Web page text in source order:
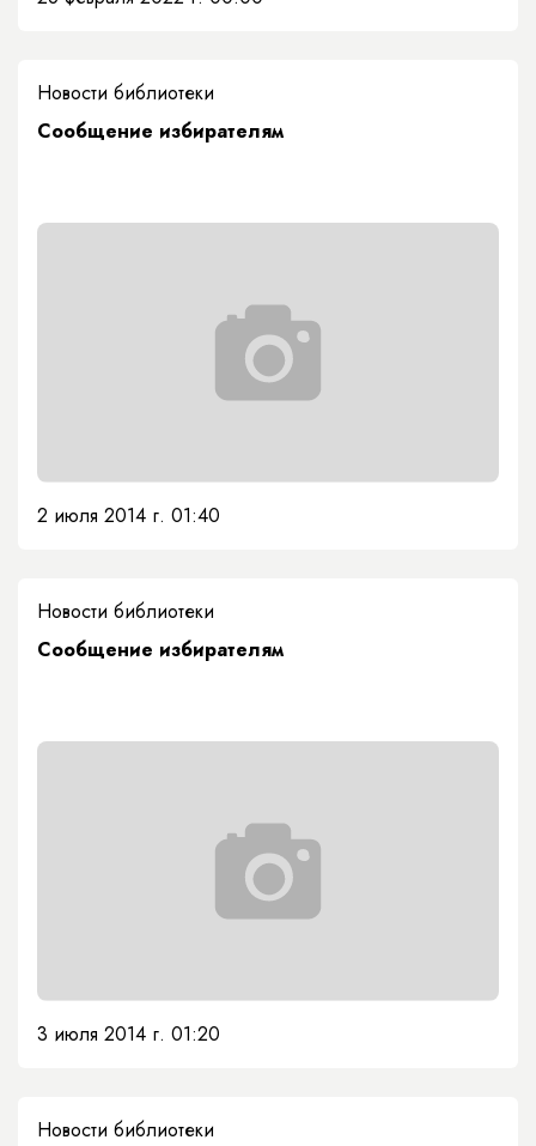
Новости библиотеки
Сообщение избирателям
2 июля 2014 г. 01:40
Новости библиотеки
Сообщение избирателям
3 июля 2014 г. 01:20
Новости библиотеки